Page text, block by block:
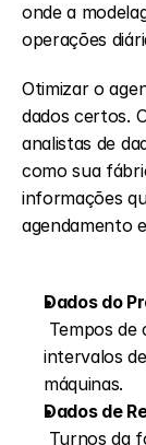
onde a
operações
Otimizar o
dados certos.
analistas de
como sua
informações
agendamento
Dados do
intervalos
máquinas.
Dados de